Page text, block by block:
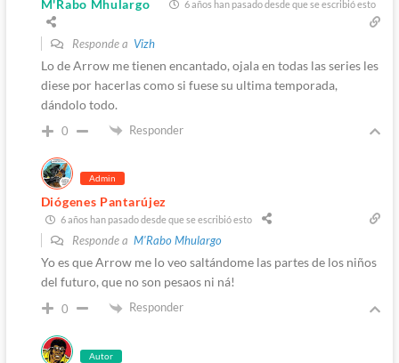
M'Rabo Mhulargo 6 años han pasado desde que se escribió esto
Responde a Vizh
Lo de Arrow me tienen encantado, ojala en todas las series les
diese por hacerlas como si fuese su ultima temporada,
dándolo todo.
0 Responder
Admin
Diógenes Pantarújez
6 años han pasado desde que se escribió esto
Responde a M'Rabo Mhulargo
Yo es que Arrow me lo veo saltándome las partes de los niños
del futuro, que no son pesaos ni ná!
0 Responder
Autor